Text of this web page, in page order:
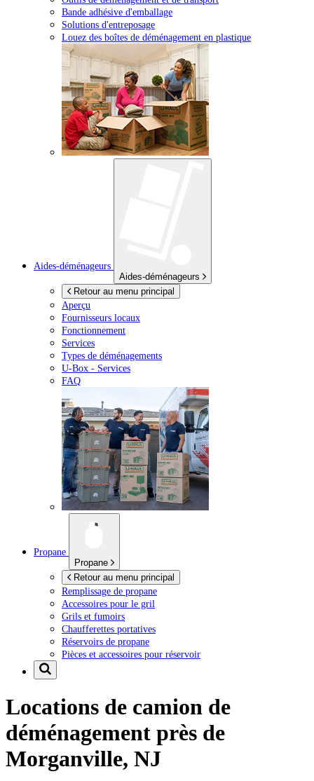
Bande adhésive d'emballage
Solutions d'entreposage
Louez des boîtes de déménagement en plastique
Aides-déménageurs
Aides-déménageurs
Retour au menu principal
Aperçu
Fournisseurs locaux
Fonctionnement
Services
Types de déménagements
U-Box - Services
FAQ
Propane
Propane
Retour au menu principal
Remplissage de propane
Accessoires pour le gril
Grils et fumoirs
Chaufferettes portatives
Réservoirs de propane
Pièces et accessoires pour réservoir
Locations de camion de
déménagement près de
Morganville, NJ